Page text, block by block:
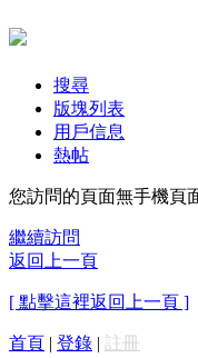
搜尋
版塊列表
用戶信息
熱帖
您訪問的頁面無手機頁
繼續訪問
返回上一頁
[ 點擊這裡返回上一頁 ]
首頁 | 登錄 | 註冊